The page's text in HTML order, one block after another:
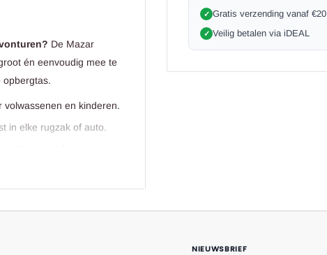
✓ Gratis verzending vanaf €20
✓ Veilig betalen via iDEAL
De Mazar
én eenvoudig mee te
opbergtas.
volwassenen en kinderen.
in elke rugzak of auto.
of snacks.
festivals en strand.
NIEUWSBRIEF